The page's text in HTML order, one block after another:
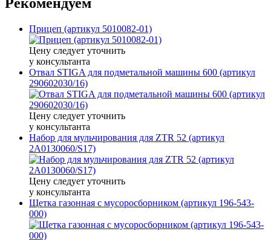
Прицеп (артикул 5010082-01)
Цену следует уточнить
у консультанта
Отвал STIGA для подметальной машины 600 (артикул
290602030/16)
Цену следует уточнить
у консультанта
Набор для мульчирования для ZTR 52 (артикул
2A0130060/S17)
Цену следует уточнить
у консультанта
Щетка газонная с мусоросборником (артикул 196-543-
000)